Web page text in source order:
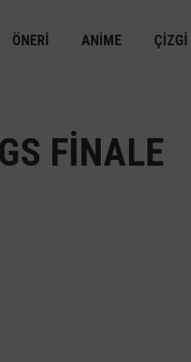
ÖNERI ANIME ÇIZGI
FINALE